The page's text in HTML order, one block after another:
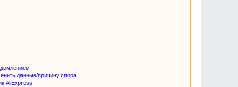
данные/причину спора
AliExpress